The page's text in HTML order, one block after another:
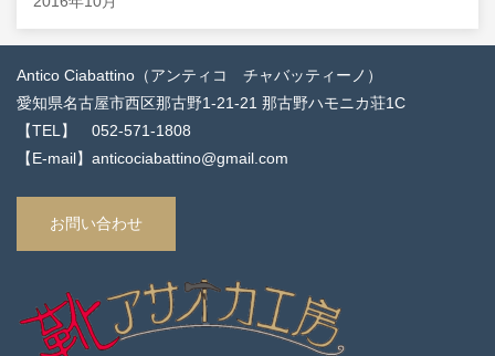
Antico Ciabattino（アンティコ チャバッティーノ）
愛知県名古屋市西区那古野1-21-21 那古野ハモニカ荘1C
【TEL】 052-571-1808
【E-mail】anticociabattino@gmail.com
お問い合わせ